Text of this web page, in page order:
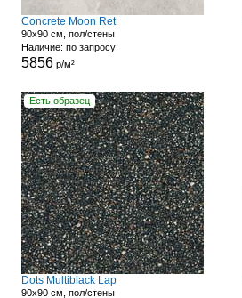
Concrete Moon Ret
90x90 см, пол/стены
Наличие: по запросу
5856р/м²
Есть образец
Dots Multiblack Lap
90x90 см, пол/стены